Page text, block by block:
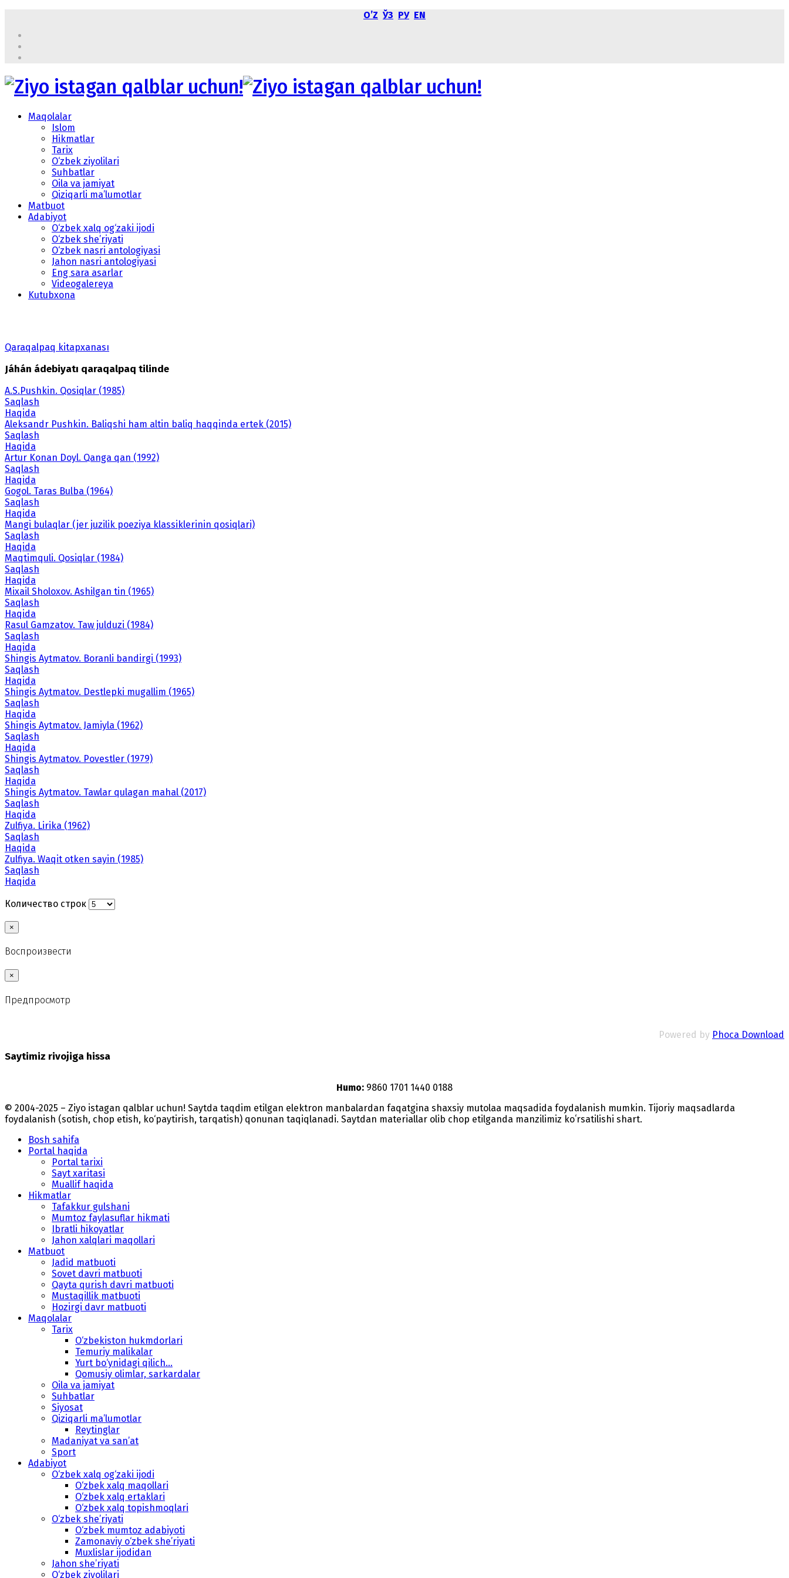
OʼZ ЎЗ РУ EN
Maqolalar
Islom
Hikmatlar
Tarix
O‘zbek ziyolilari
Suhbatlar
Oila va jamiyat
Qiziqarli ma’lumotlar
Matbuot
Adabiyot
O‘zbek xalq og‘zaki ijodi
O‘zbek she’riyati
O‘zbek nasri antologiyasi
Jahon nasri antologiyasi
Eng sara asarlar
Videogalereya
Kutubxona
Qaraqalpaq kitapxanası
Jáhán ádebiyatı qaraqalpaq tilinde
A.S.Pushkin. Qosiqlar (1985)
Saqlash
Haqida
Aleksandr Pushkin. Baliqshi ham altin baliq haqqinda ertek (2015)
Saqlash
Haqida
Artur Konan Doyl. Qanga qan (1992)
Saqlash
Haqida
Gogol. Taras Bulba (1964)
Saqlash
Haqida
Mangi bulaqlar (jer juzilik poeziya klassiklerinin qosiqlari)
Saqlash
Haqida
Maqtimquli. Qosiqlar (1984)
Saqlash
Haqida
Mixail Sholoxov. Ashilgan tin (1965)
Saqlash
Haqida
Rasul Gamzatov. Taw julduzi (1984)
Saqlash
Haqida
Shingis Aytmatov. Boranli bandirgi (1993)
Saqlash
Haqida
Shingis Aytmatov. Destlepki mugallim (1965)
Saqlash
Haqida
Shingis Aytmatov. Jamiyla (1962)
Saqlash
Haqida
Shingis Aytmatov. Povestler (1979)
Saqlash
Haqida
Shingis Aytmatov. Tawlar qulagan mahal (2017)
Saqlash
Haqida
Zulfiya. Lirika (1962)
Saqlash
Haqida
Zulfiya. Waqit otken sayin (1985)
Saqlash
Haqida
Количество строк
×
Воспроизвести
×
Предпросмотр
Powered by Phoca Download
Saytimiz rivojiga hissa
Humo: 9860 1701 1440 0188
© 2004-2025 – Ziyo istagan qalblar uchun! Saytda taqdim etilgan elektron manbalardan faqatgina shaxsiy mutolaa maqsadida foydalanish mumkin. Tijoriy maqsadlarda
foydalanish (sotish, chop etish, ko‘paytirish, tarqatish) qonunan taqiqlanadi. Saytdan materiallar olib chop etilganda manzilimiz koʻrsatilishi shart.
Bosh sahifa
Portal haqida
Portal tarixi
Sayt xaritasi
Muallif haqida
Hikmatlar
Tafakkur gulshani
Mumtoz faylasuflar hikmati
Ibratli hikoyatlar
Jahon xalqlari maqollari
Matbuot
Jadid matbuoti
Sovet davri matbuoti
Qayta qurish davri matbuoti
Mustaqillik matbuoti
Hozirgi davr matbuoti
Maqolalar
Tarix
O‘zbekiston hukmdorlari
Temuriy malikalar
Yurt bo‘ynidagi qilich...
Qomusiy olimlar, sarkardalar
Oila va jamiyat
Suhbatlar
Siyosat
Qiziqarli ma’lumotlar
Reytinglar
Madaniyat va san’at
Sport
Adabiyot
O‘zbek xalq og‘zaki ijodi
O‘zbek xalq maqollari
O‘zbek xalq ertaklari
O‘zbek xalq topishmoqlari
O‘zbek she’riyati
O‘zbek mumtoz adabiyoti
Zamonaviy o‘zbek she’riyati
Muxlislar ijodidan
Jahon she’riyati
O‘zbek ziyolilari